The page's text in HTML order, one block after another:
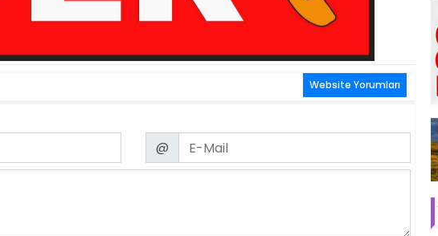
Website Yorumları
Email
@